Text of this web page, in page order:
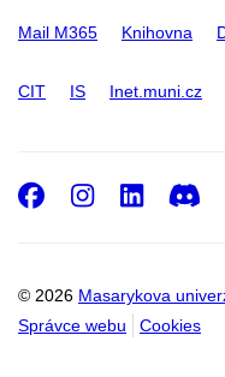
Mail M365 Knihovna
CIT IS Inet.muni.cz
© 2026 Masarykova
Správce webu
Cookies
Facebook